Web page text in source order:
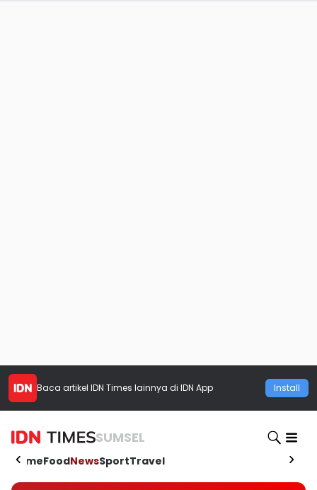
Baca artikel IDN Times lainnya di IDN App Install
SUMSEL
HomeFoodNewsSportTravel